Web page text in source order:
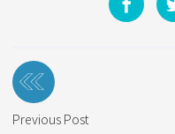
投
稿
ナ
ビ
Previous Post